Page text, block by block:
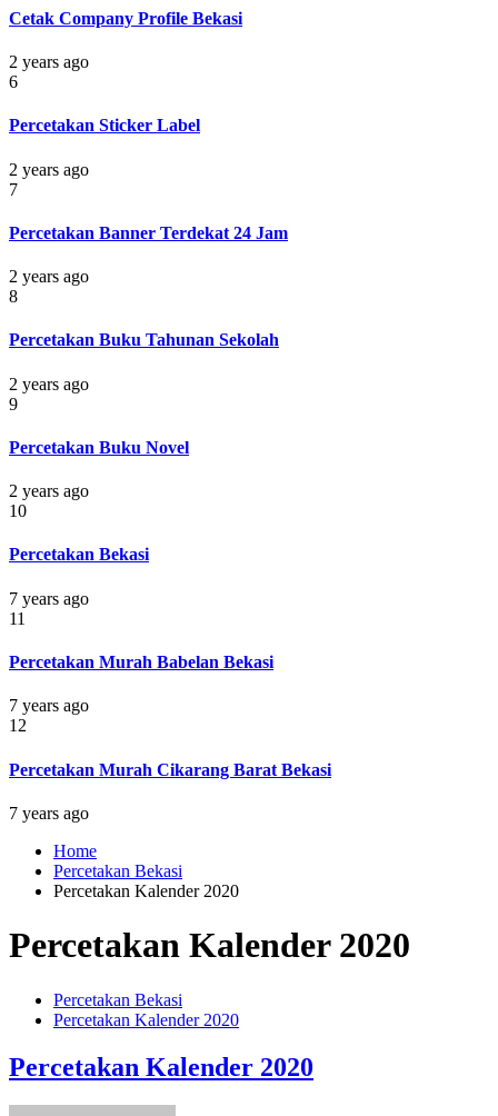
Cetak Company Profile Bekasi
2 years ago
6
Percetakan Sticker Label
2 years ago
7
Percetakan Banner Terdekat 24 Jam
2 years ago
8
Percetakan Buku Tahunan Sekolah
2 years ago
9
Percetakan Buku Novel
2 years ago
10
Percetakan Bekasi
7 years ago
11
Percetakan Murah Babelan Bekasi
7 years ago
12
Percetakan Murah Cikarang Barat Bekasi
7 years ago
Home
Percetakan Bekasi
Percetakan Kalender 2020
Percetakan Kalender 2020
Percetakan Bekasi
Percetakan Kalender 2020
Percetakan Kalender 2020